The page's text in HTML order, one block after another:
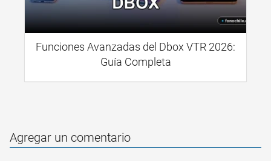
Funciones Avanzadas del Dbox VTR 2026:
Guía Completa
Agregar un comentario